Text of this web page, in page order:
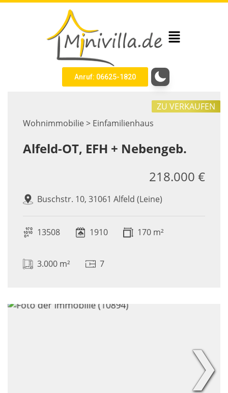
Anruf: 06625-1820
Wohnimmobilie > Einfamilienhaus
ZU VERKAUFEN
Alfeld-OT, EFH + Nebengeb.
Buschstr. 10, 31061 Alfeld (Leine)
218.000 €
13508 1910 170 m²
3.000 m² 7
❯